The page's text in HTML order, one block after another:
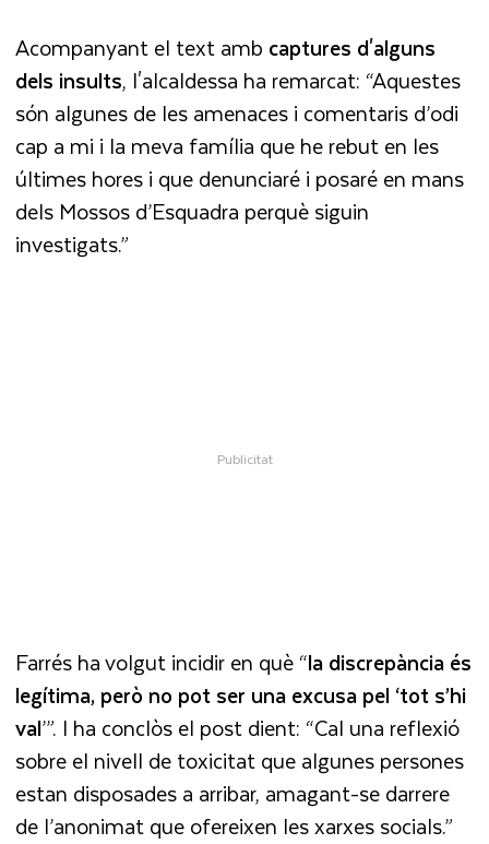
Acompanyant el text amb captures d'alguns
dels insults, l'alcaldessa ha remarcat: “Aquestes
són algunes de les amenaces i comentaris d’odi
cap a mi i la meva família que he rebut en les
últimes hores i que denunciaré i posaré en mans
dels Mossos d’Esquadra perquè siguin
investigats.”
Farrés ha volgut incidir en què “la discrepància és
legítima, però no pot ser una excusa pel ‘tot s’hi
val’”. I ha conclòs el post dient: “Cal una reflexió
sobre el nivell de toxicitat que algunes persones
estan disposades a arribar, amagant-se darrere
de l’anonimat que ofereixen les xarxes socials.”